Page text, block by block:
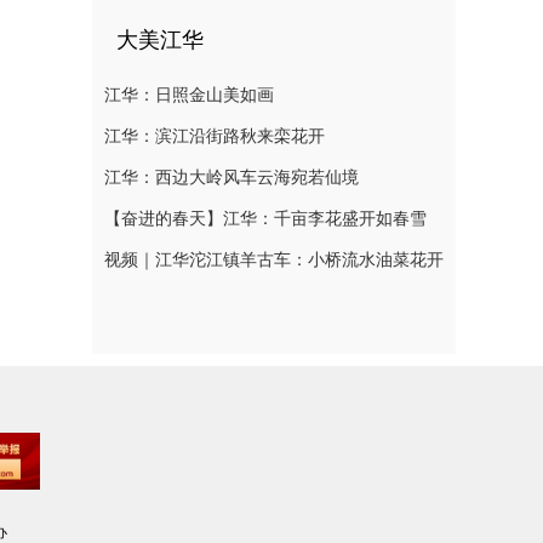
大美江华
江华：日照金山美如画
江华：滨江沿街路秋来栾花开
江华：西边大岭风车云海宛若仙境
【奋进的春天】江华：千亩李花盛开如春雪
视频｜江华沱江镇羊古车：小桥流水油菜花开